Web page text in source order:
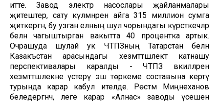
итте. Завод электр насослары җайланмалары
җитештерә, сату күләмнәрен айга 315 миллион сумга
җиткергән, бу узган елның шул чорындагы күрсәткечләр
белән чагыштырган вакытта 40 процентка артык.
Очрашуда шулай ук ЧТПЗның Татарстан белән
Казакъстан арасындагы хезмәттәшлектә катнашу
перспективалары каралды - ЧТПЗ вәкилләрен
хезмәттәшлекне үстерү эш төркеме составына кертү
турында карар кабул ителде. Рөстәм Миңнеханов
беледергәнчә, әлеге карар «Алнас» заводы үсешенә